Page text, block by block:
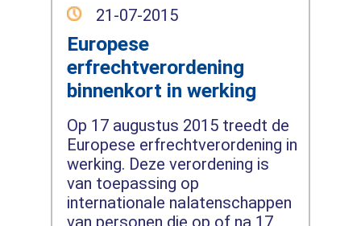
21-07-2015
Europese
erfrechtverordening
binnenkort in werking
Op 17 augustus 2015 treedt de
Europese erfrechtverordening in
werking. Deze verordening is
van toepassing op
internationale nalatenschappen